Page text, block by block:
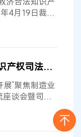
多年》等26
4月19日裁
利权产品的
已生效。 4.中
业、保障国家
物新品种并适
坚持
广州知识产权法院2022年度知识产权司法保护状况及十大
“聚焦制造业
谈会暨司法
约监督员、
生，省法院、